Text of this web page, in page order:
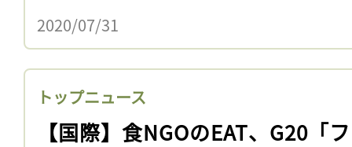
2020/07/31
トップニュース
【国際】食NGOのEAT、G20「